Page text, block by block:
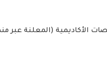
الأكاديمية (المعلنة عبر